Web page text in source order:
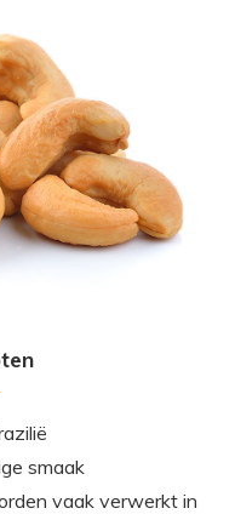
smaak
vaak verwerkt in